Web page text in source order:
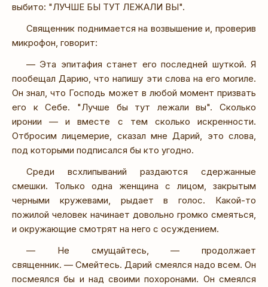
выбито: "ЛУЧШЕ БЫ ТУТ ЛЕЖАЛИ ВЫ".
Священник поднимается на возвышение и, проверив
микрофон, говорит:
— Эта эпитафия станет его последней шуткой. Я
пообещал Дарию, что напишу эти слова на его могиле.
Он знал, что Господь может в любой момент призвать
его к Себе. "Лучше бы тут лежали вы". Сколько
иронии — и вместе с тем сколько искренности.
Отбросим лицемерие, сказал мне Дарий, это слова,
под которыми подписался бы кто угодно.
Среди всхлипываний раздаются сдержанные
смешки. Только одна женщина с лицом, закрытым
черными кружевами, рыдает в голос. Какой-то
пожилой человек начинает довольно громко смеяться,
и окружающие смотрят на него с осуждением.
— Не смущайтесь, — продолжает
священник. — Смейтесь. Дарий смеялся надо всем. Он
посмеялся бы и над своими похоронами. Он смеялся